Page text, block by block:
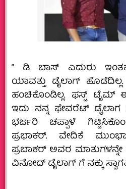
” ಡಿ ಬಾಸ್‌ ಎದುರು
ಯಾವತ್ತು ಡೈಲಾಗ್‌
ಹಂಚಿಕೊಂಡಿಲ್ಲ. ಫಸ್ಟ್‌ ಟೈಮ್‌ ಈ
ಇದು ನನ್ನ ಫೇವರೆಟ್‌
ಭರ್ಜರಿ ಚಪ್ಪಾಳೆ
ಪ್ರಭಾಕರ್.‌ ವೇದಿಕೆ
ಪ್ರಬಾಕರ್‌ ಅವರ
ವಿನೋದ್‌ ಡೈಲಾಗ್‌ ಗೆ ನಕ್ಕು